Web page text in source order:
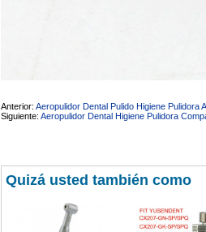
Anterior: Aeropulidor Dental Pulido Higiene Pulidora
Siguiente: Aeropulidor Dental Higiene Pulidora
Quizá usted también como